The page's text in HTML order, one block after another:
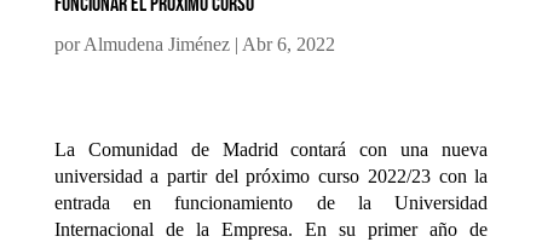
porAlmudena Jiménez| Abr 6, 2022
La Comunidad de Madrid contará con una nueva
universidad a partir del próximo curso 2022/23 con la
entrada en funcionamiento de la Universidad
Internacional de la Empresa. En su primer año de